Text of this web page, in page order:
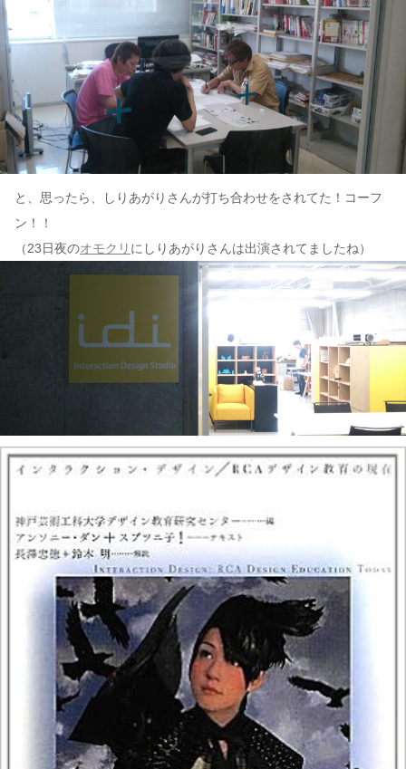
と、思ったら、しりあがりさんが打ち合わせをされてた！コーフ
ン！！
（23日夜のオモクリ にしりあがりさんは出演されてましたね）